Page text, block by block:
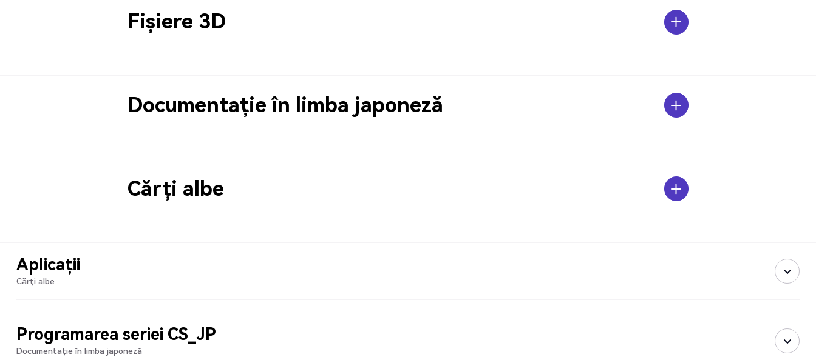
Fișiere 3D
Documentație în limba japoneză
Cărți albe
Aplicații
Cărți albe
Programarea seriei CS_JP
Documentație în limba japoneză